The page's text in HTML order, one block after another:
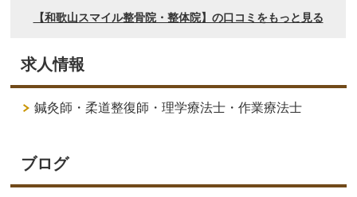
求人情報
鍼灸師・柔道整復師・理学療法士・作業療法士
ブログ